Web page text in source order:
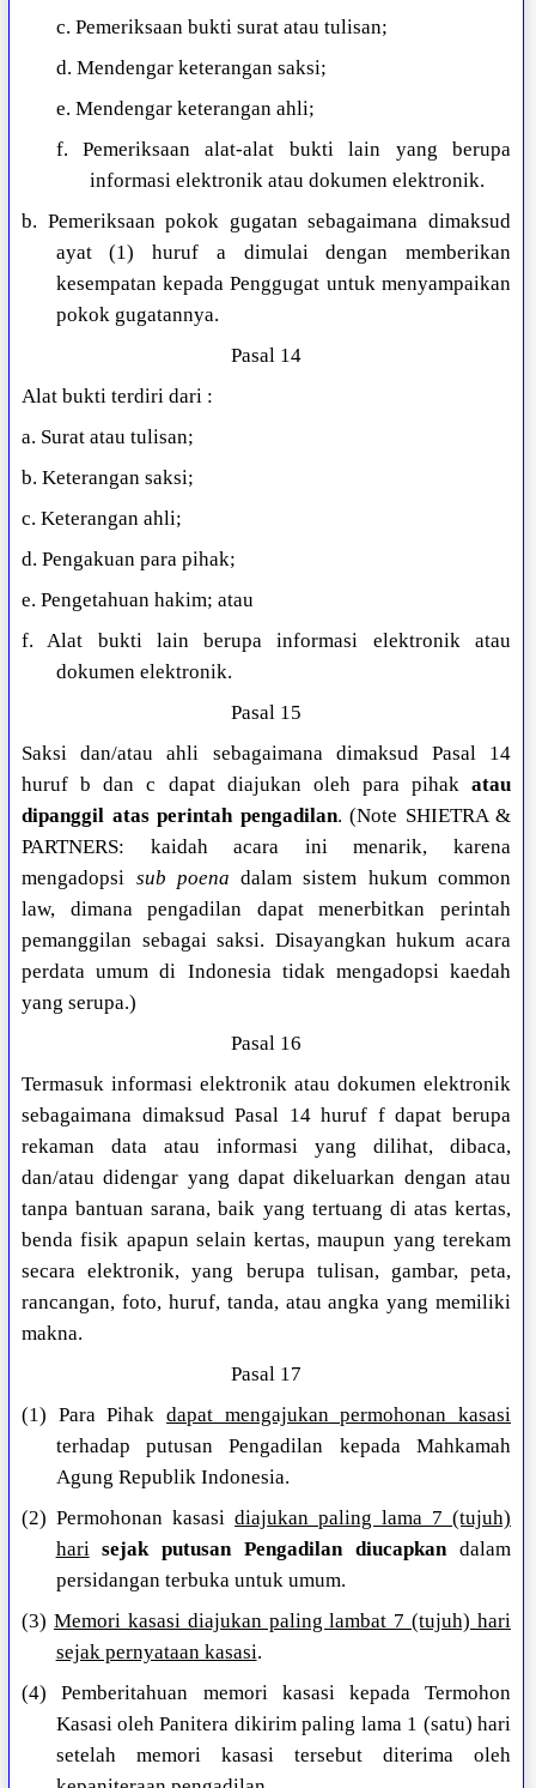
c. Pemeriksaan bukti surat atau tulisan;
d. Mendengar keterangan saksi;
e. Mendengar keterangan ahli;
f. Pemeriksaan alat-alat bukti lain yang berupa
informasi elektronik atau dokumen elektronik.
b. Pemeriksaan pokok gugatan sebagaimana dimaksud
ayat (1) huruf a dimulai dengan memberikan
kesempatan kepada Penggugat untuk menyampaikan
pokok gugatannya.
Pasal 14
Alat bukti terdiri dari :
a. Surat atau tulisan;
b. Keterangan saksi;
c. Keterangan ahli;
d. Pengakuan para pihak;
e. Pengetahuan hakim; atau
f. Alat bukti lain berupa informasi elektronik atau
dokumen elektronik.
Pasal 15
Saksi dan/atau ahli sebagaimana dimaksud Pasal 14
huruf b dan c dapat diajukan oleh para pihak atau
dipanggil atas perintah pengadilan. (Note SHIETRA &
PARTNERS: kaidah acara ini menarik, karena
mengadopsi sub poenadalam sistem hukum common
law, dimana pengadilan dapat menerbitkan perintah
pemanggilan sebagai saksi. Disayangkan hukum acara
perdata umum di Indonesia tidak mengadopsi kaedah
yang serupa.)
Pasal 16
Termasuk informasi elektronik atau dokumen elektronik
sebagaimana dimaksud Pasal 14 huruf f dapat berupa
rekaman data atau informasi yang dilihat, dibaca,
dan/atau didengar yang dapat dikeluarkan dengan atau
tanpa bantuan sarana, baik yang tertuang di atas kertas,
benda fisik apapun selain kertas, maupun yang terekam
secara elektronik, yang berupa tulisan, gambar, peta,
rancangan, foto, huruf, tanda, atau angka yang memiliki
makna.
Pasal 17
(1) Para Pihakdapat mengajukan permohonan kasasi
terhadap putusan Pengadilan kepada Mahkamah
Agung Republik Indonesia.
(2) Permohonan kasasidiajukan paling lama 7 (tujuh)
hari sejak putusan Pengadilan diucapkandalam
persidangan terbuka untuk umum.
(3)Memori kasasi diajukan paling lambat 7 (tujuh) hari
sejak pernyataan kasasi.
(4) Pemberitahuan memori kasasi kepada Termohon
Kasasi oleh Panitera dikirim paling lama 1 (satu) hari
setelah memori kasasi tersebut diterima oleh